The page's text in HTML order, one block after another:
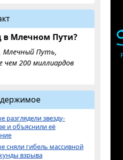
в Млечном Пути?
Млечный Путь,
чем 200 миллиардов
звезду-
и объяснили её
сняли гибель массивной
взрыва